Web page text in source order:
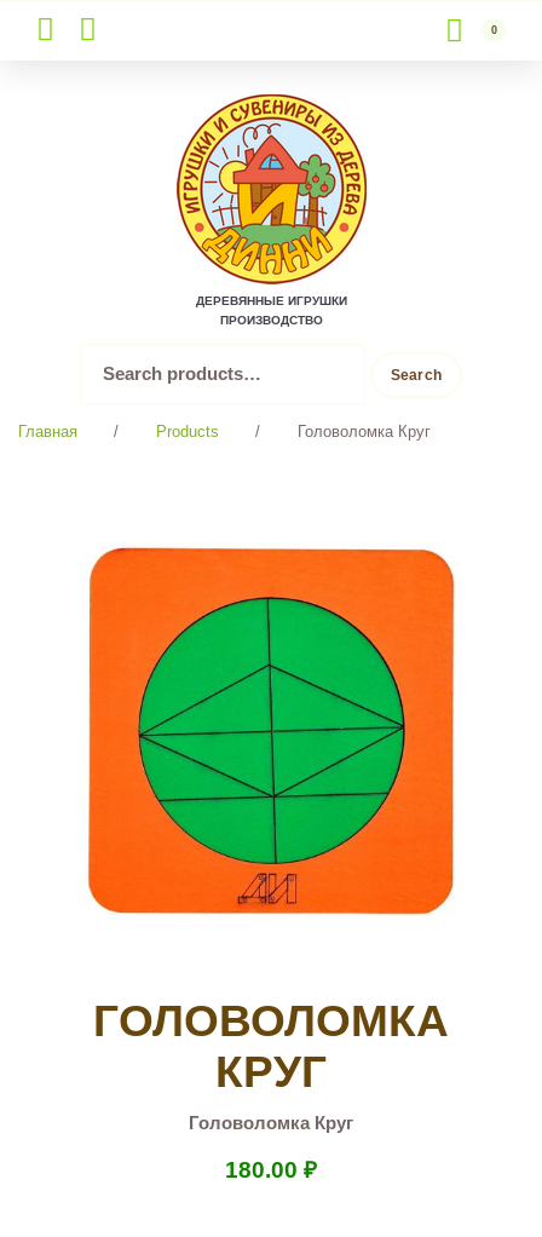
to
content
0
ДЕРЕВЯННЫЕ ИГРУШКИ
ПРОИЗВОДСТВО
for:
Search
Главная / Products / Головоломка Круг
ГОЛОВОЛОМКА
КРУГ
Головоломка Круг
180.00 ₽